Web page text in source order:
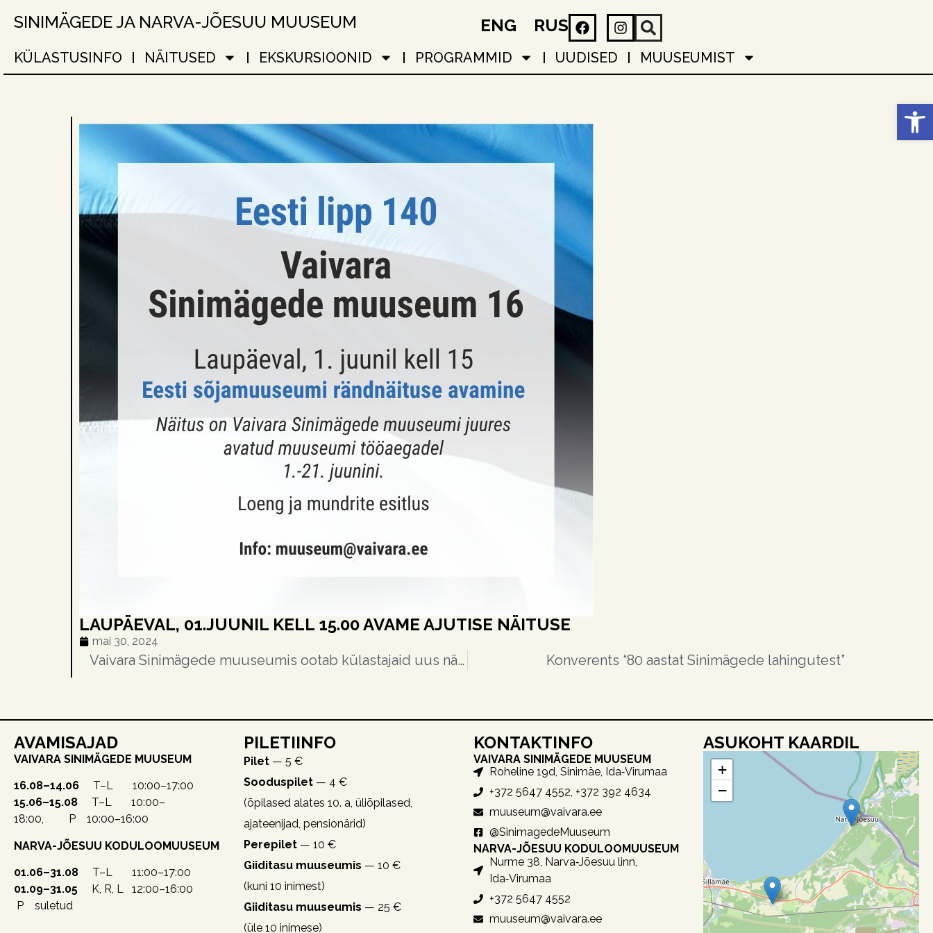
SINIMÄGEDE JA NARVA-JÕESUU MUUSEUM ENG RUS
KÜLASTUSINFO NÄITUSED EKSKURSIOONID PROGRAMMID UUDISED MUUSEUMIST
LAUPÄEVAL, 01.JUUNIL KELL 15.00 AVAME AJUTISE NÄITUSE
mai 30, 2024
Vaivara Sinimägede muuseumis ootab külastajaid uus näitus inimestest ja saatustest Konverents “80 aastat Sinimägede lahingutest”
AVAMISAJAD
VAIVARA SINIMÄGEDE MUUSEUM
16.08–14.06 T–L 10:00–17:00
15.06–15.08 T–L 10:00–
18:00, P 10:00–16:00
NARVA-JÕESUU KODULOOMUUSEUM
01.06–31.08 T–L 11:00–17:00
01.09–31.05 K, R, L 12:00–16:00
P suletud
PILETIINFO
Pilet — 5 €
Sooduspilet — 4 €
(õpilased alates 10. a, üliõpilased,
ajateenijad, pensionärid)
Perepilet — 10 €
Giiditasu muuseumis — 10 €
(kuni 10 inimest)
Giiditasu muuseumis — 25 €
(üle 10 inimese)
KONTAKTINFO
VAIVARA SINIMÄGEDE MUUSEUM
Roheline 19d, Sinimäe, Ida‑Virumaa
+372 5647 4552, +372 392 4634
muuseum@vaivara.ee
@SinimagedeMuuseum
NARVA-JÕESUU KODULOOMUUSEUM
Nurme 38, Narva‑Jõesuu linn,
Ida‑Virumaa
+372 5647 4552
muuseum@vaivara.ee
ASUKOHT KAARDIL
+
−